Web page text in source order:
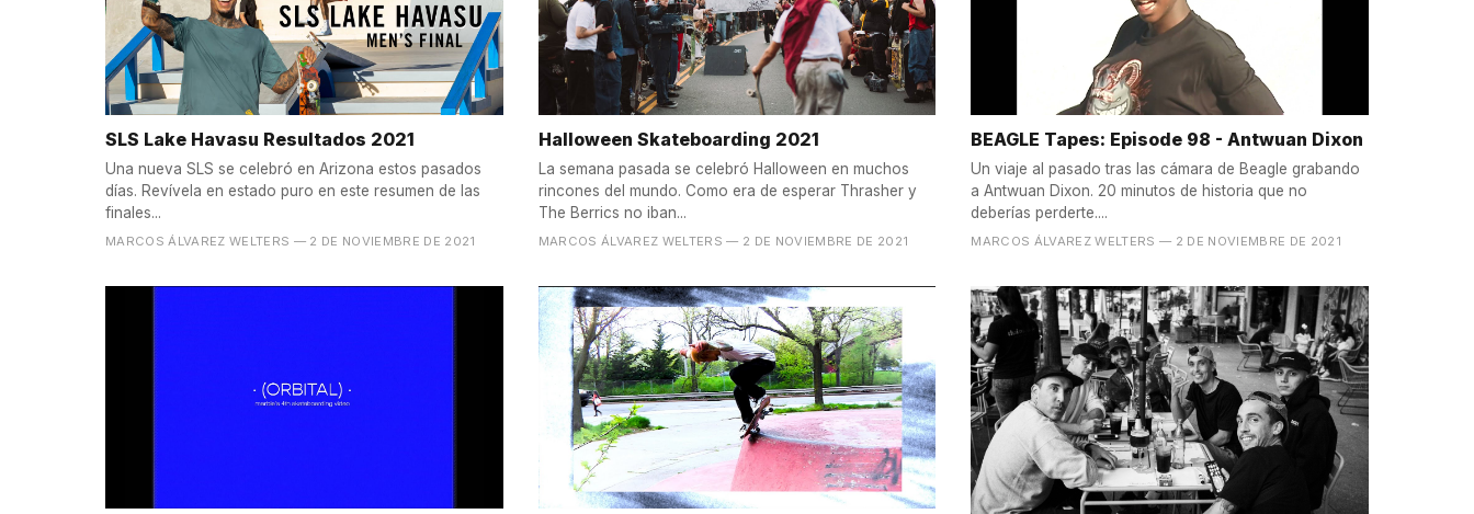
SLS Lake Havasu Resultados 2021
Una nueva SLS se celebró en Arizona estos pasados
días. Revívela en estado puro en este resumen de las
finales...
MARCOS ÁLVAREZ WELTERS — 2 DE NOVIEMBRE DE 2021
Halloween Skateboarding 2021
La semana pasada se celebró Halloween en muchos
rincones del mundo. Como era de esperar Thrasher y
The Berrics no iban...
MARCOS ÁLVAREZ WELTERS — 2 DE NOVIEMBRE DE 2021
BEAGLE Tapes: Episode 98 - Antwuan Dixon
Un viaje al pasado tras las cámara de Beagle grabando
a Antwuan Dixon. 20 minutos de historia que no
deberías perderte....
MARCOS ÁLVAREZ WELTERS — 2 DE NOVIEMBRE DE 2021